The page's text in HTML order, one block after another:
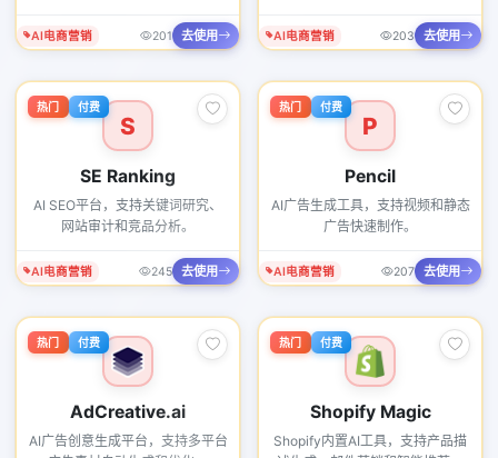
AI电商营销 201 去使用 AI电商营销 203 去使用
S
热门 付费
SE Ranking
AI SEO平台，支持关键词研究、
网站审计和竞品分析。
AI电商营销 245 去使用
P
热门 付费
Pencil
AI广告生成工具，支持视频和静态
广告快速制作。
AI电商营销 207 去使用
热门 付费
AdCreative.ai
AI广告创意生成平台，支持多平台
热门 付费
Shopify Magic
Shopify内置AI工具，支持产品描